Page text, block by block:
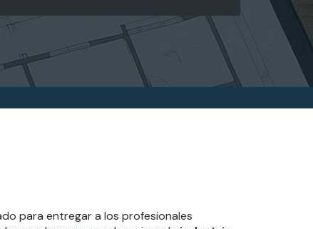
para entregar a los profesionales